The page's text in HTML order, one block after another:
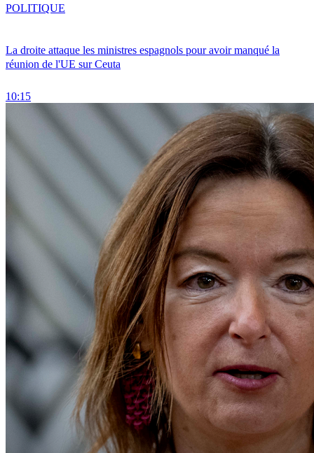
La droite attaque les ministres espagnols pour avoir manqué la
réunion de l'UE sur Ceuta
10:15
POLITIQUE